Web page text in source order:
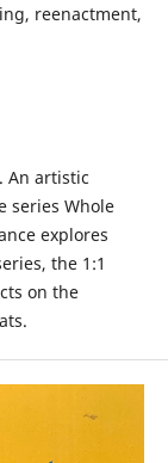
reenactment,
An artistic
series Whole
explores
the 1:1
on the